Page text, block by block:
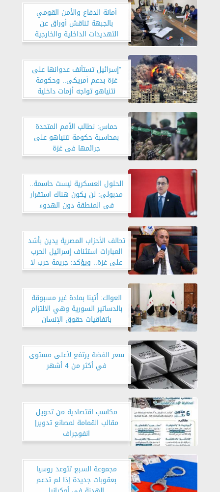
أمانة الدفاع والأمن القومي
بالجبهة تناقش أوراق عن
التهديدات الداخلية والخارجية
”إسرائيل تستأنف عدوانها على
غزة بدعم أمريكى.. وحكومة
نتنياهو تواجه أزمات داخلية
حماس: نطالب الأمم المتحدة
بمحاسبة حكومة نتنياهو على
جرائمها فى غزة
الحلول العسكرية ليست حاسمة..
مدبولى: لن يكون هناك استقرار
فى المنطقة دون الهدوء
والتفاوض
تحالف الأحزاب المصرية يدين بأشد
العبارات استئناف إسرائيل الحرب
على غزة.. ويؤكد: جريمة حرب لا
يمكن السكوت عنها
العواك: أتينا بمادة غير مسبوقة
بالدساتير السورية وهي الالتزام
باتفاقيات حقوق الإنسان
سعر الفضة يرتفع لأعلى مستوى
في أكثر من 4 أشهر
مكاسب اقتصادية من تحويل
مقالب القمامة لمصانع تدوير|
انفوجراف
مجموعة السبع تتوعد روسيا
بعقوبات جديدة إذا لم تدعم